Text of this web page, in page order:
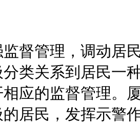
管理，调动居民
类关系到居民一
应的监督管理。
居民，发挥示警